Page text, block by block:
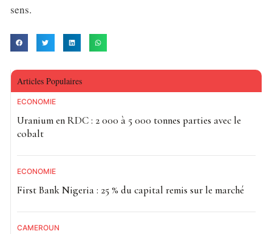
sens.
Articles Populaires
ECONOMIE
Uranium en RDC : 2 000 à 5 000 tonnes parties avec le
cobalt
ECONOMIE
First Bank Nigeria : 25 % du capital remis sur le marché
CAMEROUN